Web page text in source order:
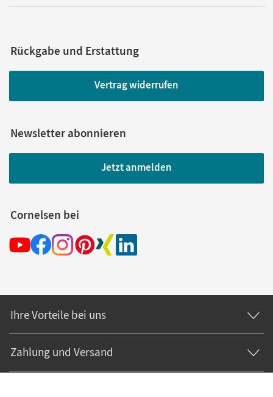
Rückgabe und Erstattung
Vertrag widerrufen
Newsletter abonnieren
Jetzt anmelden
Cornelsen bei
Ihre Vorteile bei uns
Zahlung und Versand